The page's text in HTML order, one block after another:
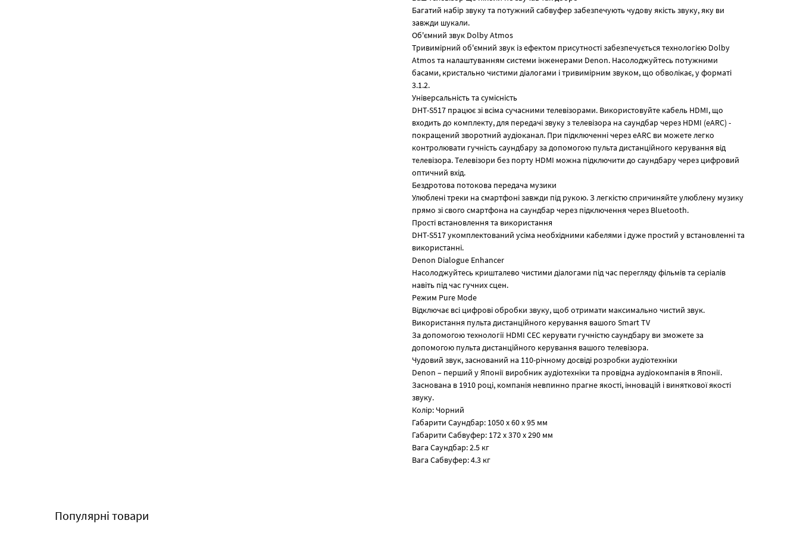
Багатий набір звуку та потужний сабвуфер забезпечують чудову якість звуку, яку ви
завжди шукали.
Об'ємний звук Dolby Atmos
Тривимірний об'ємний звук із ефектом присутності забезпечується технологією Dolby
Atmos та налаштуванням системи інженерами Denon. Насолоджуйтесь потужними
басами, кристально чистими діалогами і тривимірним звуком, що обволікає, у форматі
3.1.2.
Універсальність та сумісність
DHT-S517 працює зі всіма сучасними телевізорами. Використовуйте кабель HDMI, що
входить до комплекту, для передачі звуку з телевізора на саундбар через HDMI (eARC) -
покращений зворотний аудіоканал. При підключенні через eARC ви можете легко
контролювати гучність саундбару за допомогою пульта дистанційного керування від
телевізора. Телевізори без порту HDMI можна підключити до саундбару через цифровий
оптичний вхід.
Бездротова потокова передача музики
Улюблені треки на смартфоні завжди під рукою. З легкістю спричиняйте улюблену музику
прямо зі свого смартфона на саундбар через підключення через Bluetooth.
Прості встановлення та використання
DHT-S517 укомплектований усіма необхідними кабелями і дуже простий у встановленні та
використанні.
Denon Dialogue Enhancer
Насолоджуйтесь кришталево чистими діалогами під час перегляду фільмів та серіалів
навіть під час гучних сцен.
Режим Pure Mode
Відключає всі цифрові обробки звуку, щоб отримати максимально чистий звук.
Використання пульта дистанційного керування вашого Smart TV
За допомогою технології HDMI CEC керувати гучністю саундбару ви зможете за
допомогою пульта дистанційного керування вашого телевізора.
Чудовий звук, заснований на 110-річному досвіді розробки аудіотехніки
Denon – перший у Японії виробник аудіотехніки та провідна аудіокомпанія в Японії.
Заснована в 1910 році, компанія невпинно прагне якості, інновацій і виняткової якості
звуку.
Колір: Чорний
Габарити Саундбар: 1050 x 60 x 95 мм
Габарити Сабвуфер: 172 x 370 x 290 мм
Вага Саундбар: 2.5 кг
Вага Сабвуфер: 4.3 кг
Популярні товари